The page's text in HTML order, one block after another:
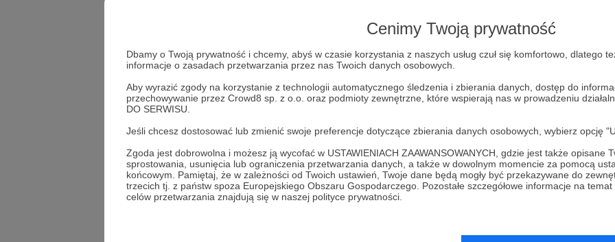
Cenimy Twoją prywatność
Dbamy o Twoją prywatność i chcemy, abyś w czasie korzystania z naszych usług czuł się komfortowo, dlatego
informacje o zasadach przetwarzania przez nas Twoich danych osobowych.
Aby wyrazić zgody na korzystanie z technologii automatycznego śledzenia i zbierania danych, dostęp do
przechowywanie przez Crowd8 sp. z o.o. oraz podmioty zewnętrzne, które wspierają nas w prowadzeniu
DO SERWISU.
Jeśli chcesz dostosować lub zmienić swoje preferencje dotyczące zbierania danych osobowych, wybierz opcję
Zgoda jest dobrowolna i możesz ją wycofać w USTAWIENIACH ZAAWANSOWANYCH, gdzie jest także opisane
sprostowania, usunięcia lub ograniczenia przetwarzania danych, a także w dowolnym momencie za pomocą
końcowym. Pamiętaj, że w zależności od Twoich ustawień, Twoje dane będą mogły być przekazywane do
trzecich tj. z państw spoza Europejskiego Obszaru Gospodarczego. Pozostałe szczegółowe informacje na
celów przetwarzania znajdują się w naszej polityce prywatności.
Zostań Patronem
Zaloguj się
Udostępnij
Magda Linette Foundation